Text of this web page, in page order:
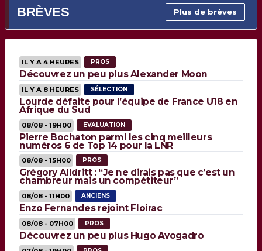
BRÈVES Plus de brèves
IL Y A 4 HEURES PROS
Découvrez un peu plus Alexander Moon
IL Y A 8 HEURES SÉLECTION
Lourde défaite pour l’équipe de France U18 en
Afrique du Sud
08/08 - 19H00 EVALUATION
Pierre Bochaton parmi les cinq meilleurs
numéros 6 de Top 14 pour la LNR
08/08 - 15H00 PROS
Grégory Alldritt : “Je ne dirais pas que c’est un
chambreur mais un compétiteur”
08/08 - 11H00 ANCIENS
Enzo Fernandes rejoint Floirac
08/08 - 07H00 PROS
Découvrez un peu plus Hugo Avogadro